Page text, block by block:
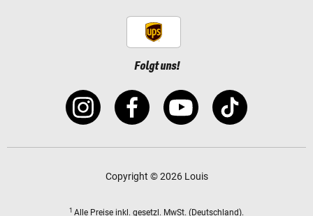
Folgt uns!
Copyright © 2026 Louis
1 Alle Preise inkl. gesetzl. MwSt. (Deutschland).